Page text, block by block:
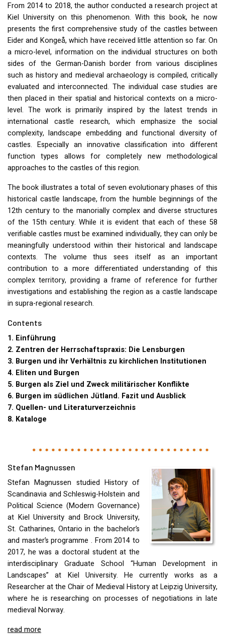
From 2014 to 2018, the author conducted a research project at
Kiel University on this phenomenon. With this book, he now
presents the first comprehensive study of the castles between
Eider and Kongeå, which have received little attention so far. On
a micro-level, information on the individual structures on both
sides of the German-Danish border from various disciplines
such as history and medieval archaeology is compiled, critically
evaluated and interconnected. The individual case studies are
then placed in their spatial and historical contexts on a micro-
level. The work is primarily inspired by the latest trends in
international castle research, which emphasize the social
complexity, landscape embedding and functional diversity of
castles. Especially an innovative classification into different
function types allows for completely new methodological
approaches to the castles of this region.
The book illustrates a total of seven evolutionary phases of this
historical castle landscape, from the humble beginnings of the
12th century to the manorially complex and diverse structures
of the 15th century. While it is evident that each of these 58
verifiable castles must be examined individually, they can only be
meaningfully understood within their historical and landscape
contexts. The volume thus sees itself as an important
contribution to a more differentiated understanding of this
complex territory, providing a frame of reference for further
investigations and establishing the region as a castle landscape
in supra-regional research.
Contents
1. Einführung
2. Zentren der Herrschaftspraxis: Die Lensburgen
3. Burgen und ihr Verhältnis zu kirchlichen Institutionen
4. Eliten und Burgen
5. Burgen als Ziel und Zweck militärischer Konflikte
6. Burgen im südlichen Jütland. Fazit und Ausblick
7. Quellen- und Literaturverzeichnis
8. Kataloge
Stefan Magnussen
Stefan Magnussen studied History of
Scandinavia and Schleswig-Holstein and
Political Science (Modern Governance)
at Kiel University and Brock University,
St. Catharines, Ontario in the bachelor’s
and master’s programme . From 2014 to
2017, he was a doctoral student at the
interdisciplinary Graduate School “Human Development in
Landscapes” at Kiel University. He currently works as a
Researcher at the Chair of Medieval History at Leipzig University,
where he is researching on processes of negotiations in late
medieval Norway.
read more